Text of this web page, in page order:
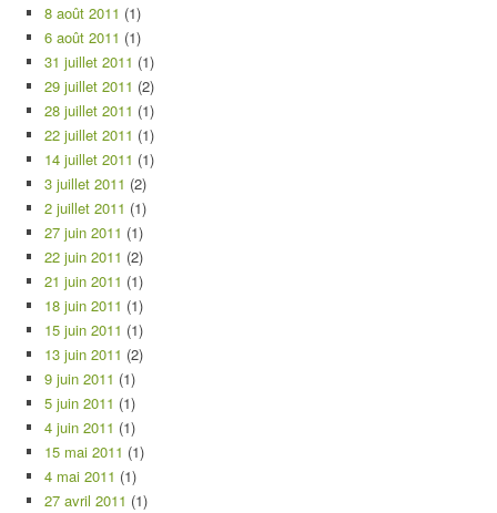
8 août 2011 (1)
6 août 2011 (1)
31 juillet 2011 (1)
29 juillet 2011 (2)
28 juillet 2011 (1)
22 juillet 2011 (1)
14 juillet 2011 (1)
3 juillet 2011 (2)
2 juillet 2011 (1)
27 juin 2011 (1)
22 juin 2011 (2)
21 juin 2011 (1)
18 juin 2011 (1)
15 juin 2011 (1)
13 juin 2011 (2)
9 juin 2011 (1)
5 juin 2011 (1)
4 juin 2011 (1)
15 mai 2011 (1)
4 mai 2011 (1)
27 avril 2011 (1)